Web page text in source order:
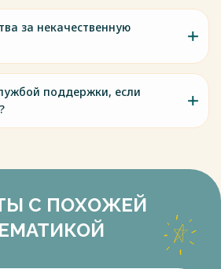
за некачественную
поддержки, если
С ПОХОЖЕЙ